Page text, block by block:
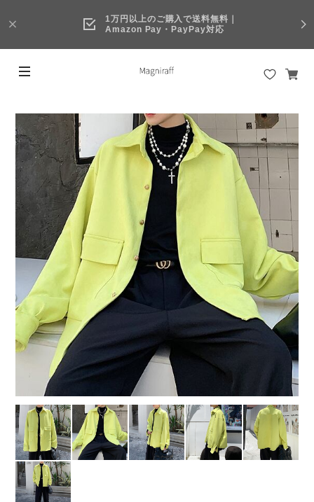
1万円以上のご購入で送料無料｜
Amazon Pay・PayPay対応